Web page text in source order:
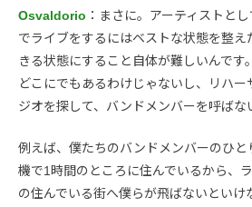
Osvaldorio ：まさに。アーティストと
でライブをするにはベストな状態を整え
きる状態にすること自体が難しいんです
どこにでもあるわけじゃないし、リハー
ジオを探して、バンドメンバーを呼ばな
例えば、僕たちのバンドメンバーのひ
機で1時間のところに住んでいるから、
の住んでいる街へ僕らが飛ばないといけ